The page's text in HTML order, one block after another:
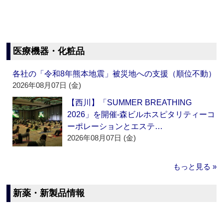
医療機器・化粧品
各社の「令和8年熊本地震」被災地への支援（順位不動）
2026年08月07日 (金)
【西川】「SUMMER BREATHING
2026」を開催‐森ビルホスピタリティーコ
ーポレーションとエステ…
2026年08月07日 (金)
もっと見る »
新薬・新製品情報